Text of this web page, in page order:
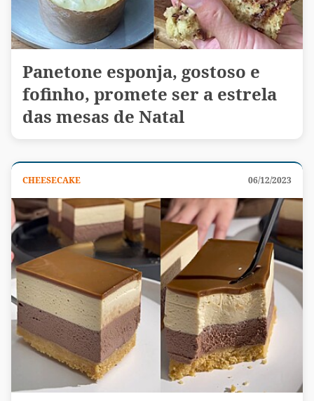
Panetone esponja, gostoso e
fofinho, promete ser a estrela
das mesas de Natal
CHEESECAKE 06/12/2023